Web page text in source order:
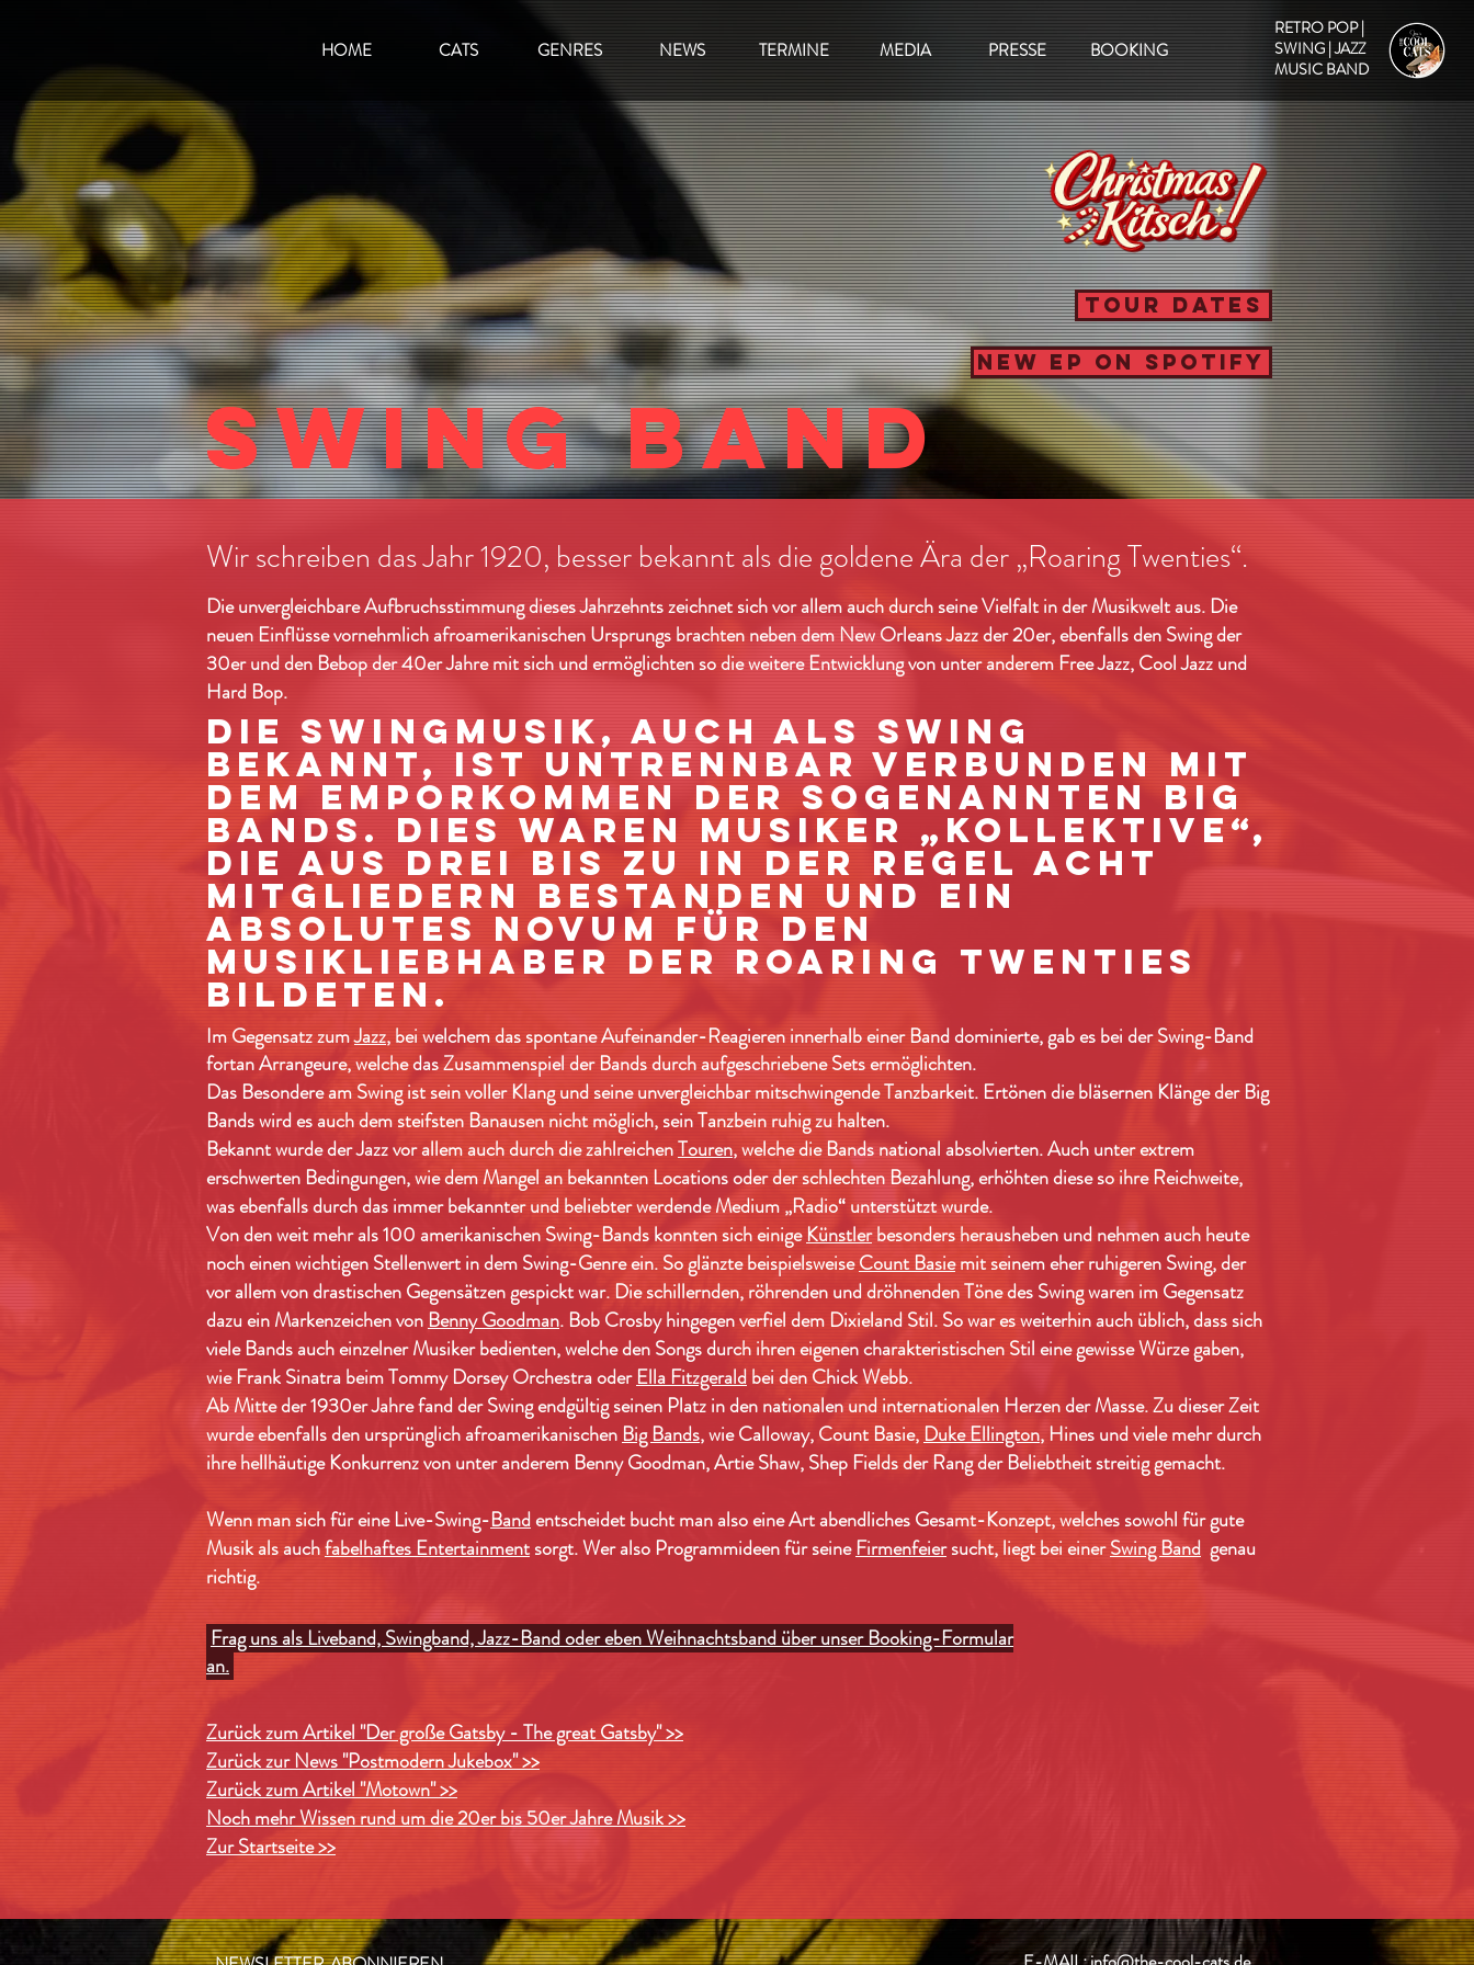
HOME CATS GENRES NEWS TERMINE MEDIA PRESSE BOOKING
RETRO POP |
SWING | JAZZ
MUSIC BAND
TOUR DATES
Swing Band
NEW EP ON SPOTIFY
Wir schreiben das Jahr 1920, besser bekannt als die goldene Ära der „Roaring Twenties“.
Die unvergleichbare Aufbruchsstimmung dieses Jahrzehnts zeichnet sich vor allem auch durch seine Vielfalt in der Musikwelt aus. Die
neuen Einflüsse vornehmlich afroamerikanischen Ursprungs brachten neben dem New Orleans Jazz der 20er, ebenfalls den Swing der
30er und den Bebop der 40er Jahre mit sich und ermöglichten so die weitere Entwicklung von unter anderem Free Jazz, Cool Jazz und
Hard Bop.
Die Swingmusik, auch als Swing
bekannt, ist untrennbar verbunden mit
dem Emporkommen der sogenannten Big
Bands. Dies waren Musiker „Kollektive“,
die aus drei bis zu in der Regel acht
Mitgliedern bestanden und ein
absolutes Novum für den
Musikliebhaber der Roaring Twenties
bildeten.
Im Gegensatz zumJazz, bei welchem das spontane Aufeinander-Reagieren innerhalb einer Band dominierte, gab es bei der Swing-Band
fortan Arrangeure, welche das Zusammenspiel der Bands durch aufgeschriebene Sets ermöglichten.
Das Besondere am Swing ist sein voller Klang und seine unvergleichbar mitschwingende Tanzbarkeit. Ertönen die bläsernen Klänge der Big
Bands wird es auch dem steifsten Banausen nicht möglich, sein Tanzbein ruhig zu halten.
Bekannt wurde der Jazz vor allem auch durch die zahlreichenTouren, welche die Bands national absolvierten. Auch unter extrem
erschwerten Bedingungen, wie dem Mangel an bekannten Locations oder der schlechten Bezahlung, erhöhten diese so ihre Reichweite,
was ebenfalls durch das immer bekannter und beliebter werdende Medium „Radio“ unterstützt wurde.
Von den weit mehr als 100 amerikanischen Swing-Bands konnten sich einigeKünstlerbesonders herausheben und nehmen auch heute
noch einen wichtigen Stellenwert in dem Swing-Genre ein. So glänzte beispielsweiseCount Basiemit seinem eher ruhigeren Swing, der
vor allem von drastischen Gegensätzen gespickt war. Die schillernden, röhrenden und dröhnenden Töne des Swing waren im Gegensatz
dazu ein Markenzeichen von Benny Goodman. Bob Crosby hingegen verfiel dem Dixieland Stil. So war es weiterhin auch üblich, dass sich
viele Bands auch einzelner Musiker bedienten, welche den Songs durch ihren eigenen charakteristischen Stil eine gewisse Würze gaben,
wie Frank Sinatra beim Tommy Dorsey Orchestra oderElla Fitzgeraldbei den Chick Webb.
Ab Mitte der 1930er Jahre fand der Swing endgültig seinen Platz in den nationalen und internationalen Herzen der Masse. Zu dieser Zeit
wurde ebenfalls den ursprünglich afroamerikanischen Big Bands, wie Calloway, Count Basie,Duke Ellington, Hines und viele mehr durch
ihre hellhäutige Konkurrenz von unter anderem Benny Goodman, Artie Shaw, Shep Fields der Rang der Beliebtheit streitig gemacht.
Wenn man sich für eine Live-Swing-Bandentscheidet bucht man also eine Art abendliches Gesamt-Konzept, welches sowohl für gute
Musik als auchfabelhaftes Entertainmentsorgt. Wer also Programmideen für seineFirmenfeiersucht, liegt bei einerSwing Band genau
richtig.
Frag uns als Liveband, Swingband, Jazz-Band oder eben Weihnachtsband über unser Booking-Formular
an.
Zurück zum Artikel "Der große Gatsby - The great Gatsby" >>
Zurück zur News "Postmodern Jukebox" >>
Zurück zum Artikel "Motown" >>
Noch mehr Wissen rund um die 20er bis 50er Jahre Musik >>
Zur Startseite >>